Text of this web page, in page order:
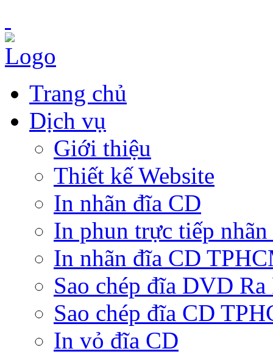
Trang chủ
Dịch vụ
Giới thiệu
Thiết kế Website
In nhãn đĩa CD
In phun trực tiếp
In nhãn đĩa CD
Sao chép đĩa DVD
Sao chép đĩa CD
In vỏ đĩa CD